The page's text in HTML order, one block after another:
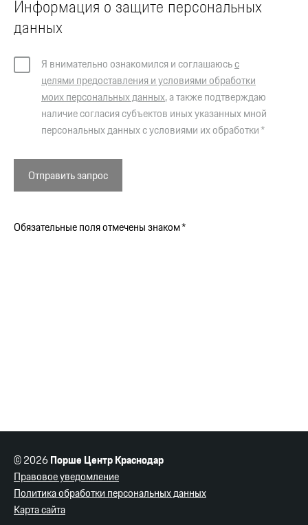
Информация о защите персональных
данных
Я внимательно ознакомился и соглашаюсьс
целями предоставления и условиями обработки
моих персональных данных, а также подтверждаю
наличие согласия субъектов иных указанных мной
персональных данных с условиями их обработки *
Отправить запрос
Обязательные поля отмечены знаком *
© 2026Порше Центр Краснодар
Правовое уведомление
Политика обработки персональных данных
Карта сайта